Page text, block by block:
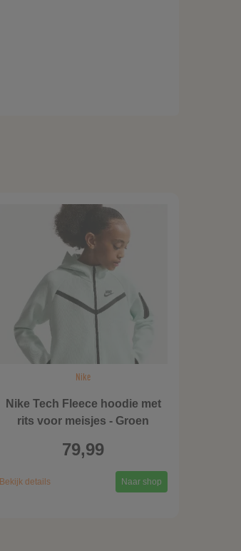
Nike
Nike Tech Fleece hoodie met
rits voor meisjes - Groen
79,99
Bekijk details Naar shop